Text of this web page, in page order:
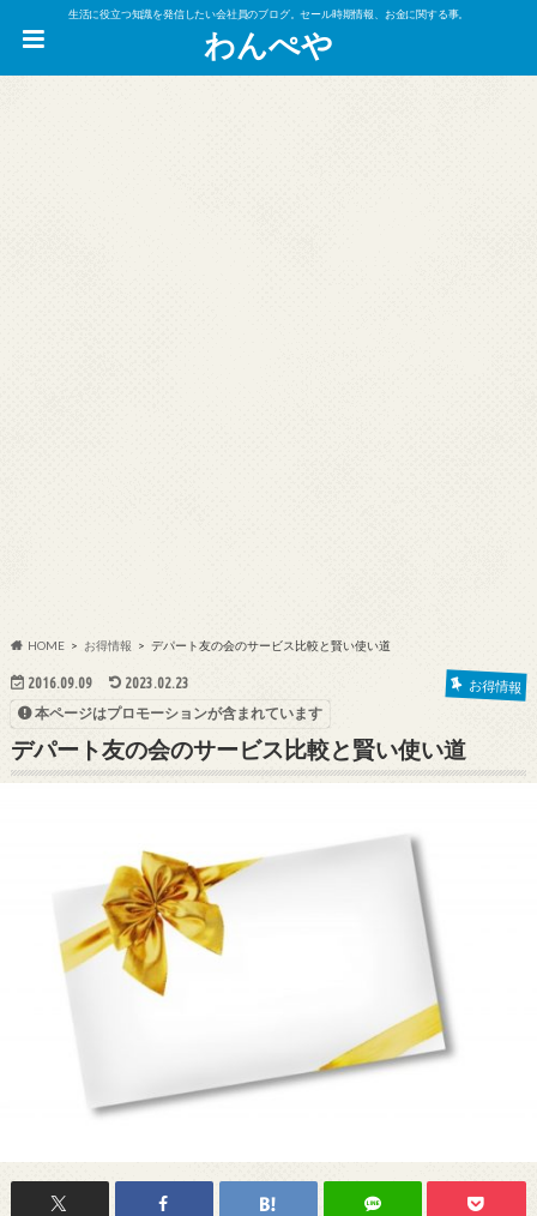
生活に役立つ知識を発信したい会社員のブログ。セール時期情報、お金に関する事。
わんぺや
HOME お得情報 デパート友の会のサービス比較と賢い使い道
2016.09.09 2023.02.23 お得情報
本ページはプロモーションが含まれています
デパート友の会のサービス比較と賢い使い道